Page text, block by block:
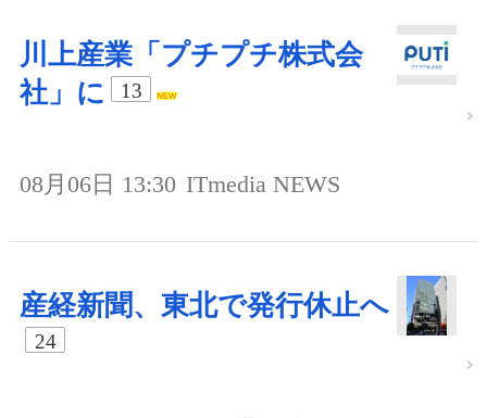
川上産業「プチプチ株式会
社」に
13
08月06日 13:30 ITmedia NEWS
産経新聞、東北で発行休止へ
24